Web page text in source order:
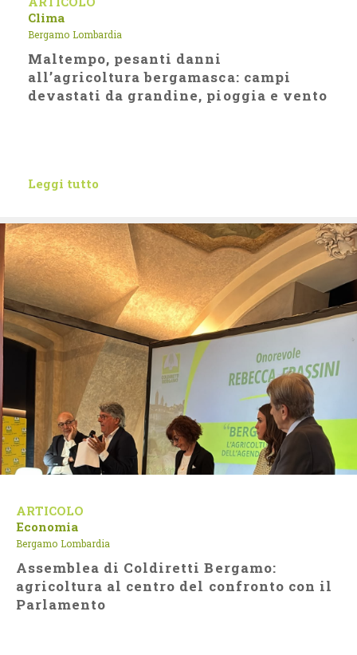
Clima
Bergamo Lombardia
Maltempo, pesanti danni
all’agricoltura bergamasca: campi
devastati da grandine, pioggia e vento
Leggi tutto
ARTICOLO
Economia
Bergamo Lombardia
Assemblea di Coldiretti Bergamo:
agricoltura al centro del confronto con il
Parlamento